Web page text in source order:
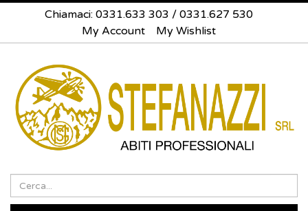
Chiamaci: 0331.633 303 / 0331.627 530
My Account
My Wishlist
Search